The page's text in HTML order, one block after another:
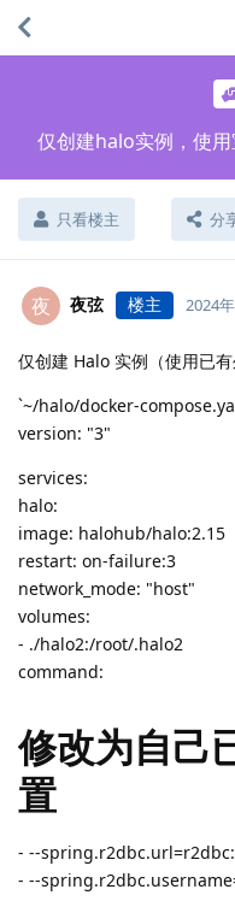
仅创建halo实例，使
只看楼主 分
夜 夜弦 楼主 2024
仅创建 Halo 实例（使用已
`~/halo/docker-
version: "3"
services:
halo:
image: halohub/halo:2.15
restart: on-failure:3
network_mode: "host"
volumes:
- ./halo2:/root/.halo2
command:
修改为自己
置
- --
- --